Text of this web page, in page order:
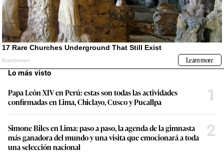
Lo más visto
Papa León XIV en Perú: estas son todas las actividades
confirmadas en Lima, Chiclayo, Cusco y Pucallpa
1
Simone Biles en Lima: paso a paso, la agenda de la gimnasta
más ganadora del mundo y una visita que emocionará a toda
una selección nacional
2